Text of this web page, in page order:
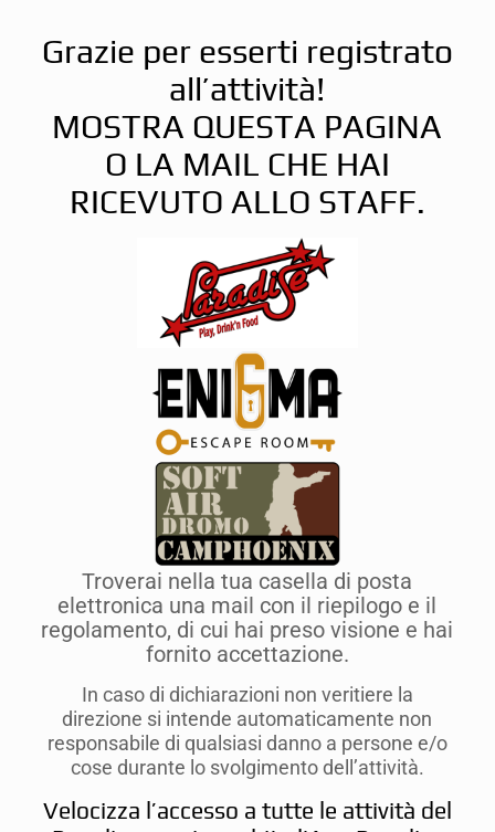
Grazie per esserti registrato
all’attività!
MOSTRA QUESTA PAGINA
O LA MAIL CHE HAI
RICEVUTO ALLO STAFF.
Troverai nella tua casella di posta
elettronica una mail con il riepilogo e il
regolamento, di cui hai preso visione e hai
fornito accettazione.
In caso di dichiarazioni non veritiere la
direzione si intende automaticamente non
responsabile di qualsiasi danno a persone e/o
cose durante lo svolgimento dell’attività.
Velocizza l’accesso a tutte le attività del